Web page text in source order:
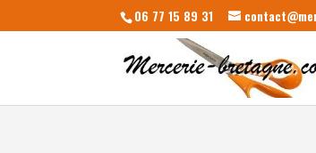
06 77 15 89 31